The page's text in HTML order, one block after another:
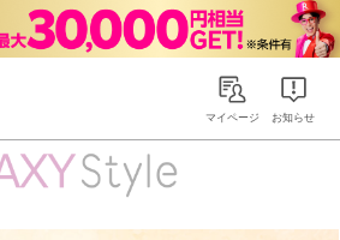
Rakuten RAXYマイページ お知らせ